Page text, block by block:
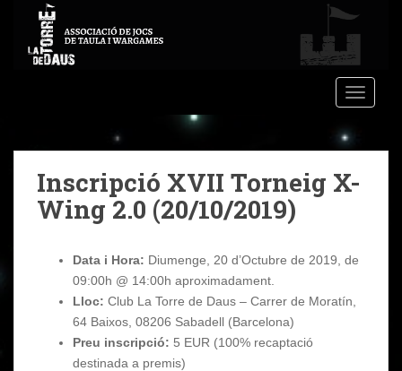
Inscripció XVII Torneig X-
Wing 2.0 (20/10/2019)
Data i Hora: Diumenge, 20 d’Octubre de 2019, de
09:00h @ 14:00h aproximadament.
Lloc: Club La Torre de Daus – Carrer de Moratín,
64 Baixos, 08206 Sabadell (Barcelona)
Preu inscripció: 5 EUR (100% recaptació
destinada a premis)